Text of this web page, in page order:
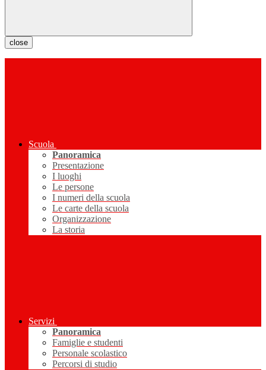
close
Scuola
Panoramica
Presentazione
I luoghi
Le persone
I numeri della scuola
Le carte della scuola
Organizzazione
La storia
Servizi
Panoramica
Famiglie e studenti
Personale scolastico
Percorsi di studio